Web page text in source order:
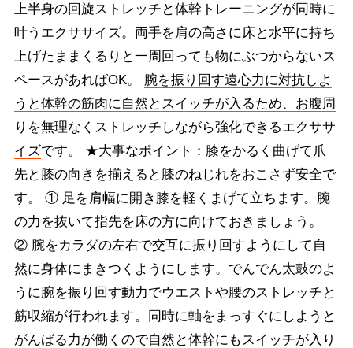
上半身の回旋ストレッチと体幹トレーニングが同時に
叶うエクササイズ。両手を肩の高さに床と水平に持ち
上げたままくるりと一周回っても物にぶつからないス
ペースがあればOK。 腕を振り回す遠心力に対抗しよ
うと体幹の筋肉に自然とスイッチが入るため、お腹周
りを無理なくストレッチしながら強化できるエクササ
イズです。 ★大事なポイント：膝をかるく曲げて爪
先と膝の向きを揃えると膝のねじれをおこさず安全で
す。 ① 足を肩幅に開き膝を軽くまげて立ちます。腕
の力を抜いて指先を床の方に向けておきましょう。
② 腕をカラダの左右で交互に振り回すようにして自
然に身体にまきつくようにします。でんでん太鼓のよ
うに腕を振り回す動力でウエストや腰のストレッチと
筋収縮が行われます。同時に軸をまっすぐにしようと
がんばる力が働くので自然と体幹にもスイッチが入り